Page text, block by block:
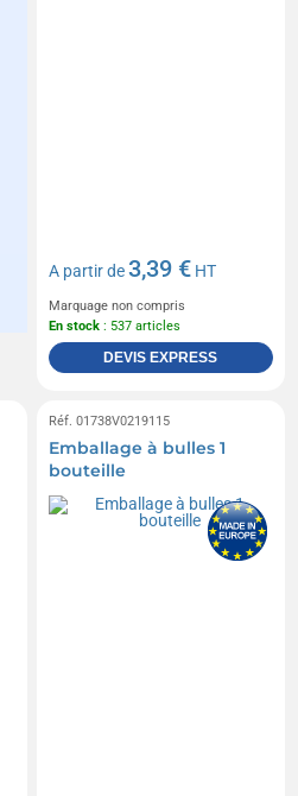
A partir de3,39 € HT
Marquage non compris
En stock : 537 articles
DEVIS EXPRESS
Réf. 01738V0219115
Emballage à bulles 1
bouteille